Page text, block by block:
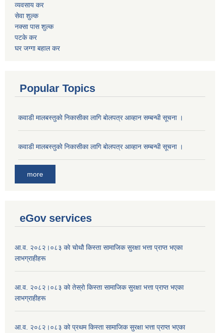
व्यवसाय कर
सेवा शुल्क
नक्सा पास शुल्क
पटके कर
घर जग्गा बहाल कर
Popular Topics
कवाडी मालबस्तुकाे निकासीका लागि बाेलपत्र आव्हान सम्बन्धी सूचना ।
कवाडी मालबस्तुकाे निकासीका लागि बाेलपत्र आव्हान सम्बन्धी सूचना ।
more
eGov services
आ.व. २०८२।०८३ काे चोथाै‌ किस्ता सामाजिक सुरक्षा भत्ता प्राप्त भएका
लाभग्राहीहरू
आ.व. २०८२।०८३ काे तेस्राे किस्ता सामाजिक सुरक्षा भत्ता प्राप्त भएका
लाभग्राहीहरू
आ.व. २०८२।०८३ काे प्रथम किस्ता सामाजिक सुरक्षा भत्ता प्राप्त भएका